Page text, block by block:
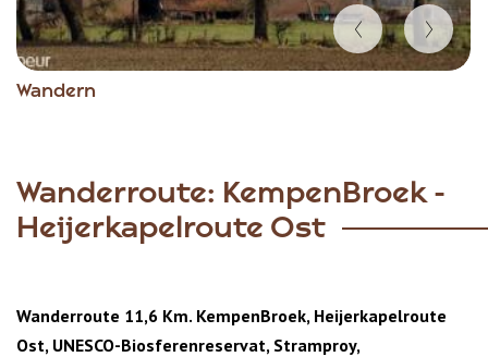
Wandern
Item
Wanderroute: KempenBroek -
Heijerkapelroute Ost
Wanderroute 11,6 Km. KempenBroek, Heijerkapelroute
Ost, UNESCO-Biosferenreservat, Stramproy,